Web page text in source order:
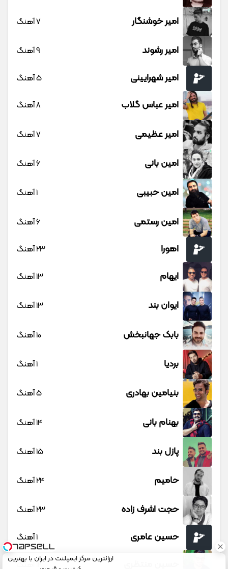
امیر خوشنگار 7 آهنگ
امیر رشوند 9 آهنگ
امیر شهرایینی 5 آهنگ
امیر عباس گلاب 8 آهنگ
امیر عظیمی 7 آهنگ
امین بانی 6 آهنگ
امین حبیبی 1 آهنگ
امین رستمی 6 آهنگ
اهورا 23 آهنگ
ایهام 13 آهنگ
ایوان بند 13 آهنگ
بابک جهانبخش 10 آهنگ
بردیا 1 آهنگ
بنیامین بهادری 5 آهنگ
بهنام بانی 14 آهنگ
پازل بند 15 آهنگ
حامیم 24 آهنگ
حجت اشرف زاده 23 آهنگ
حسین عامری 1 آهنگ
12 آهنگ
ارزانترین مرکز ایمپلنت در ایران با بهترین